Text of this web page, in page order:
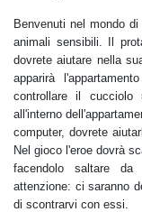
Benvenuti nel mondo
animali sensibili. Il
dovrete aiutare nella
apparirà
controllare il
all'interno
computer, dovrete
Nel gioco l'eroe dovrà
facendolo saltare
attenzione: ci saranno
di scontrarvi con essi.